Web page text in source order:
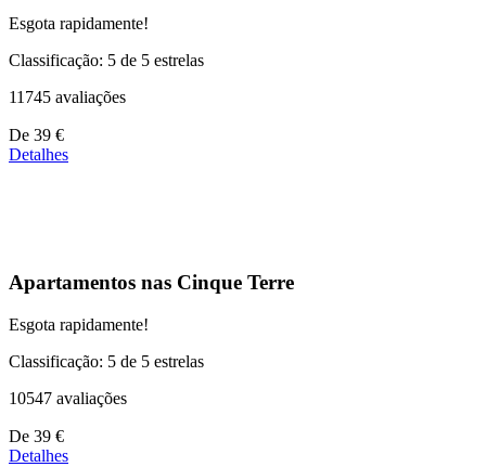
Esgota rapidamente!
Classificação: 5 de 5 estrelas
11745 avaliações
Preços
a
De 39 €
Detalhes
Apartamentos nas Cinque Terre
Esgota rapidamente!
Classificação: 5 de 5 estrelas
10547 avaliações
Preços
a
De 39 €
Detalhes